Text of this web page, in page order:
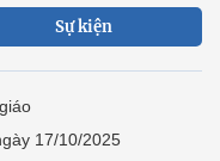
Sự kiện
17/10/2025